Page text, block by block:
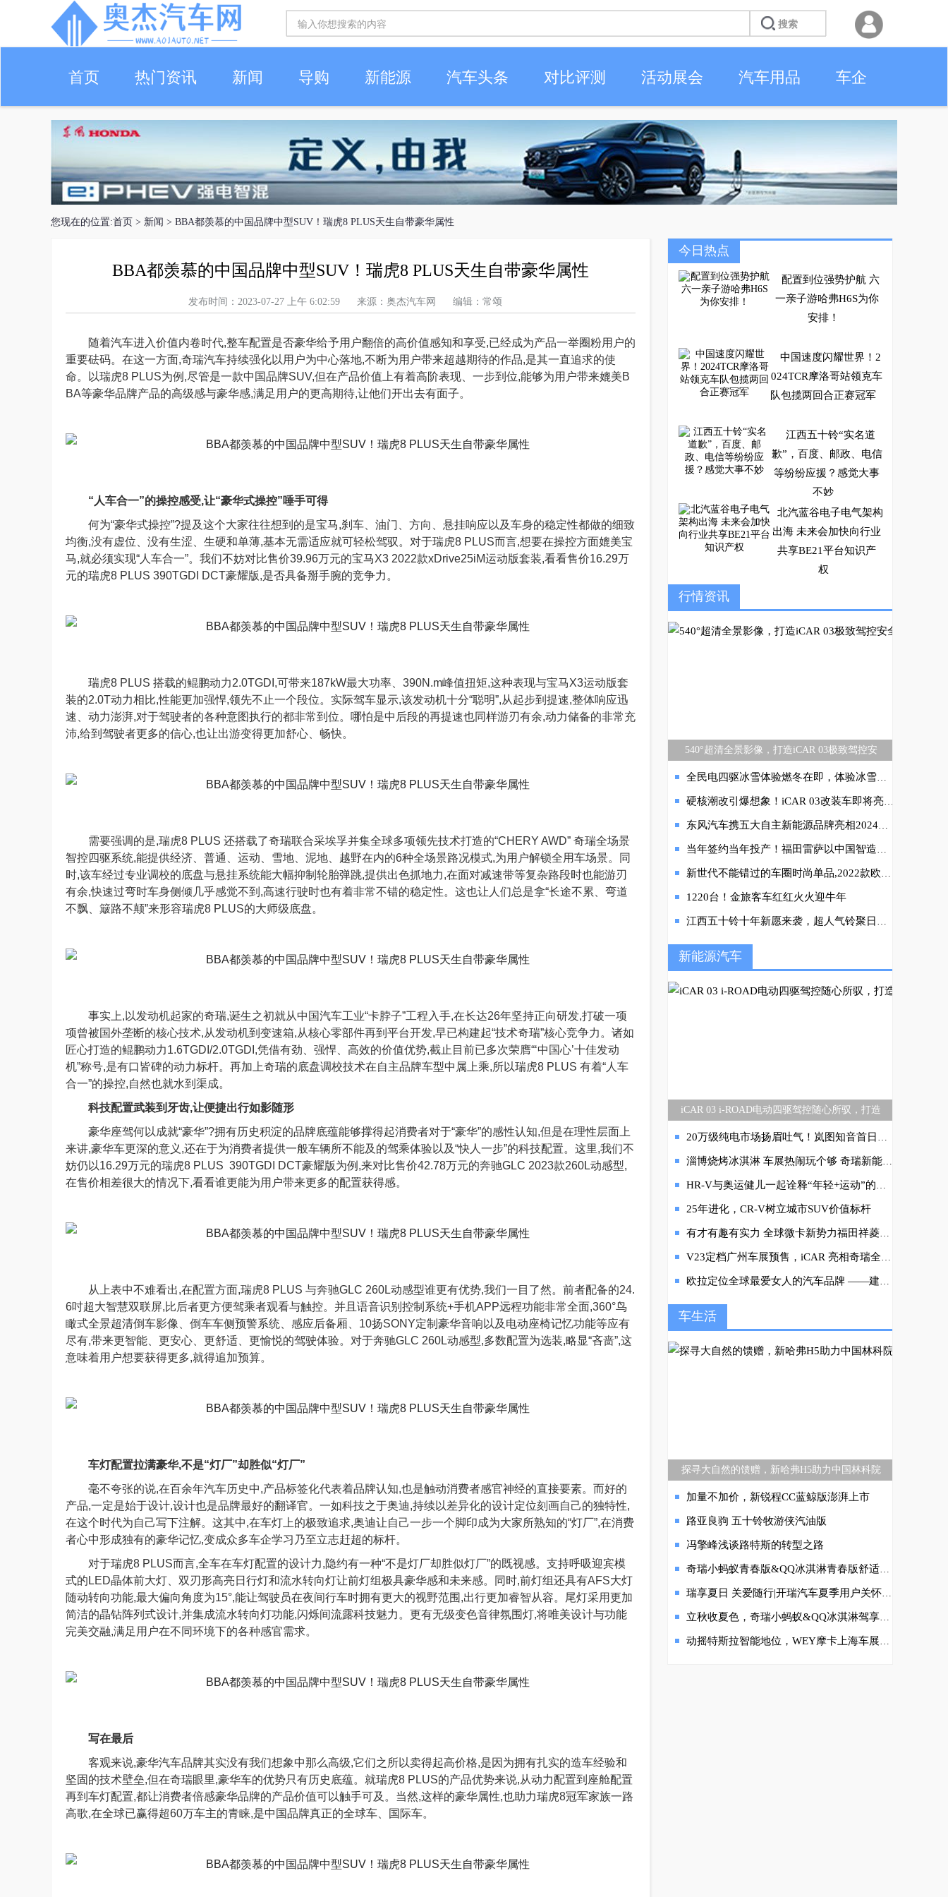
首页 热门资讯 新闻 导购 新能源 汽车头条 对比评测 活动展会 汽车用品 车企
您现在的位置:首页 > 新闻 > BBA都羡慕的中国品牌中型SUV！瑞虎8 PLUS天生自带豪华属性
BBA都羡慕的中国品牌中型SUV！瑞虎8 PLUS天生自带豪华属性
发布时间：2023-07-27 上午 6:02:59 来源：奥杰汽车网 编辑：常颂
随着汽车进入价值内卷时代,整车配置是否豪华给予用户翻倍的高价值感知和享受,已经成为产品一举圈粉用户的
重要砝码。在这一方面,奇瑞汽车持续强化以用户为中心落地,不断为用户带来超越期待的作品,是其一直追求的使
命。以瑞虎8 PLUS为例,尽管是一款中国品牌SUV,但在产品价值上有着高阶表现、一步到位,能够为用户带来媲美B
BA等豪华品牌产品的高级感与豪华感,满足用户的更高期待,让他们开出去有面子。
“人车合一”的操控感受,让“豪华式操控”唾手可得
何为“豪华式操控”?提及这个大家往往想到的是宝马,刹车、油门、方向、悬挂响应以及车身的稳定性都做的细致
均衡,没有虚位、没有生涩、生硬和单薄,基本无需适应就可轻松驾驭。对于瑞虎8 PLUS而言,想要在操控方面媲美宝
马,就必须实现“人车合一”。我们不妨对比售价39.96万元的宝马X3 2022款xDrive25iM运动版套装,看看售价16.29万
元的瑞虎8 PLUS 390TGDI DCT豪耀版,是否具备掰手腕的竞争力。
瑞虎8 PLUS 搭载的鲲鹏动力2.0TGDI,可带来187kW最大功率、390N.m峰值扭矩,这种表现与宝马X3运动版套
装的2.0T动力相比,性能更加强悍,领先不止一个段位。实际驾车显示,该发动机十分“聪明”,从起步到提速,整体响应迅
速、动力澎湃,对于驾驶者的各种意图执行的都非常到位。哪怕是中后段的再提速也同样游刃有余,动力储备的非常充
沛,给到驾驶者更多的信心,也让出游变得更加舒心、畅快。
需要强调的是,瑞虎8 PLUS 还搭载了奇瑞联合采埃孚并集全球多项领先技术打造的“CHERY AWD” 奇瑞全场景
智控四驱系统,能提供经济、普通、运动、雪地、泥地、越野在内的6种全场景路况模式,为用户解锁全用车场景。同
时,该车经过专业调校的底盘与悬挂系统能大幅抑制轮胎弹跳,提供出色抓地力,在面对减速带等复杂路段时也能游刃
有余,快速过弯时车身侧倾几乎感觉不到,高速行驶时也有着非常不错的稳定性。这也让人们总是拿“长途不累、弯道
不飘、簸路不颠”来形容瑞虎8 PLUS的大师级底盘。
事实上,以发动机起家的奇瑞,诞生之初就从中国汽车工业“卡脖子”工程入手,在长达26年坚持正向研发,打破一项
项曾被国外垄断的核心技术,从发动机到变速箱,从核心零部件再到平台开发,早已构建起“技术奇瑞”核心竞争力。诸如
匠心打造的鲲鹏动力1.6TGDI/2.0TGDI,凭借有劲、强悍、高效的价值优势,截止目前已多次荣膺“‘中国心’十佳发动
机”称号,是有口皆碑的动力标杆。再加上奇瑞的底盘调校技术在自主品牌车型中属上乘,所以瑞虎8 PLUS 有着“人车
合一”的操控,自然也就水到渠成。
科技配置武装到牙齿,让便捷出行如影随形
豪华座驾何以成就“豪华”?拥有历史积淀的品牌底蕴能够撑得起消费者对于“豪华”的感性认知,但是在理性层面上
来讲,豪华车更深的意义,还在于为消费者提供一般车辆所不能及的驾乘体验以及“快人一步”的科技配置。这里,我们不
妨仍以16.29万元的瑞虎8 PLUS 390TGDI DCT豪耀版为例,来对比售价42.78万元的奔驰GLC 2023款260L动感型,
在售价相差很大的情况下,看看谁更能为用户带来更多的配置获得感。
从上表中不难看出,在配置方面,瑞虎8 PLUS 与奔驰GLC 260L动感型谁更有优势,我们一目了然。前者配备的24.
6吋超大智慧双联屏,比后者更方便驾乘者观看与触控。并且语音识别控制系统+手机APP远程功能非常全面,360°鸟
瞰式全景超清倒车影像、倒车车侧预警系统、感应后备厢、10扬SONY定制豪华音响以及电动座椅记忆功能等应有
尽有,带来更智能、更安心、更舒适、更愉悦的驾驶体验。对于奔驰GLC 260L动感型,多数配置为选装,略显“吝啬”,这
意味着用户想要获得更多,就得追加预算。
车灯配置拉满豪华,不是“灯厂”却胜似“灯厂”
毫不夸张的说,在百余年汽车历史中,产品标签化代表着品牌认知,也是触动消费者感官神经的直接要素。而好的
产品,一定是始于设计,设计也是品牌最好的翻译官。一如科技之于奥迪,持续以差异化的设计定位刻画自己的独特性,
在这个时代为自己写下注解。这其中,在车灯上的极致追求,奥迪让自己一步一个脚印成为大家所熟知的“灯厂”,在消费
者心中形成独有的豪华记忆,变成众多车企学习乃至立志赶超的标杆。
对于瑞虎8 PLUS而言,全车在车灯配置的设计力,隐约有一种“不是灯厂却胜似灯厂”的既视感。支持呼吸迎宾模
式的LED晶体前大灯、双刃形高亮日行灯和流水转向灯让前灯组极具豪华感和未来感。同时,前灯组还具有AFS大灯
随动转向功能,最大偏向角度为15°,能让驾驶员在夜间行车时拥有更大的视野范围,出行更加睿智从容。尾灯采用更加
简洁的晶钻阵列式设计,并集成流水转向灯功能,闪烁间流露科技魅力。更有无级变色音律氛围灯,将唯美设计与功能
完美交融,满足用户在不同环境下的各种感官需求。
写在最后
客观来说,豪华汽车品牌其实没有我们想象中那么高级,它们之所以卖得起高价格,是因为拥有扎实的造车经验和
坚固的技术壁垒,但在奇瑞眼里,豪华车的优势只有历史底蕴。就瑞虎8 PLUS的产品优势来说,从动力配置到座舱配置
再到车灯配置,都让消费者倍感豪华品牌的产品价值可以触手可及。当然,这样的豪华属性,也助力瑞虎8冠军家族一路
高歌,在全球已赢得超60万车主的青睐,是中国品牌真正的全球车、国际车。
今日热点
配置到位强势护航 六
一亲子游哈弗H6S为你
安排！
中国速度闪耀世界！2
024TCR摩洛哥站领克车
队包揽两回合正赛冠军
江西五十铃“实名道
歉”，百度、邮政、电信
等纷纷应援？感觉大事
不妙
北汽蓝谷电子电气架构
出海 未来会加快向行业
共享BE21平台知识产
权
尔版标航版成20万+纯
电“卷王”
行情资讯
540°超清全景影像，打造iCAR 03极致驾控安
全民电四驱冰雪体验燃冬在即，体验冰雪下的速度与激情
硬核潮改引爆想象！iCAR 03改装车即将亮相成都车展
东风汽车携五大自主新能源品牌亮相2024上海国际低碳智慧出行展
当年签约当年投产！福田雷萨以中国智造速度，打造首座福田汽车专用车智能制造基地
新世代不能错过的车圈时尚单品,2022款欧拉黑猫正式上市
1220台！金旅客车红红火火迎牛年
江西五十铃十年新愿来袭，超人气铃聚日提前狂欢
新能源汽车
iCAR 03 i-ROAD电动四驱驾控随心所驭，打造
20万级纯电市场扬眉吐气！岚图知音首日订单破8000台，销售爆单忙不过来
淄博烧烤冰淇淋 车展热闹玩个够 奇瑞新能源五一全程乐翻天
HR-V与奥运健儿一起诠释“年轻+运动”的魅力
25年进化，CR-V树立城市SUV价值标杆
有才有趣有实力 全球微卡新势力福田祥菱Q全球首发
V23定档广州车展预售，iCAR 亮相奇瑞全球创新大会
欧拉定位全球最爱女人的汽车品牌 ——建立行业对待女性用户的正确价值观
车生活
探寻大自然的馈赠，新哈弗H5助力中国林科院
加量不加价，新锐程CC蓝鲸版澎湃上市
路亚良驹 五十铃牧游侠汽油版
冯擎峰浅谈路特斯的转型之路
奇瑞小蚂蚁青春版&QQ冰淇淋青春版舒适配置“凉”身定制，“暑”不尽的清爽
瑞享夏日 关爱随行|开瑞汽车夏季用户关怀，至高补贴30000元！
立秋收夏色，奇瑞小蚂蚁&QQ冰淇淋驾享舒适，与你共赴一场秋实之约
动摇特斯拉智能地位，WEY摩卡上海车展正式预售